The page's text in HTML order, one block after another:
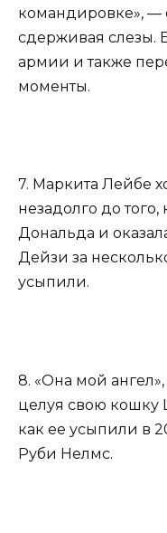
командировке», —
сдерживая слезы.
армии и также
моменты.
7. Маркита Лейбе
незадолго до
Дональда и
Дейзи за
усыпили.
8. «Она мой
целуя свою кошку
как ее усыпили в
Руби Нелмс.